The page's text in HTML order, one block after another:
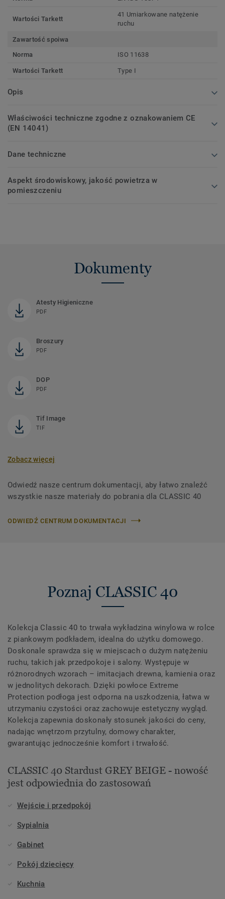
Wartości Tarkett
41 Umiarkowane natężenie
ruchu
Zawartość spoiwa
Norma
ISO 11638
Wartości Tarkett Type I
Opis
Właściwości techniczne zgodne z oznakowaniem CE
(EN 14041)
Dane techniczne
Aspekt środowiskowy, jakość powietrza w
pomieszczeniu
Dokumenty
Atesty Higieniczne
PDF
Broszury
PDF
DOP
PDF
Tif Image
TIF
Zobacz więcej
Odwiedź nasze centrum dokumentacji, aby łatwo znaleźć
wszystkie nasze materiały do ​​pobrania dla CLASSIC 40
ODWIEDŹ CENTRUM DOKUMENTACJI
Poznaj CLASSIC 40
Kolekcja Classic 40 to trwała wykładzina winylowa w rolce
z piankowym podkładem, idealna do użytku domowego.
Doskonale sprawdza się w miejscach o dużym natężeniu
ruchu, takich jak przedpokoje i salony. Występuje w
różnorodnych wzorach – imitacjach drewna, kamienia oraz
w jednolitych dekorach. Dzięki powłoce Extreme
Protection podłoga jest odporna na uszkodzenia, łatwa w
utrzymaniu czystości oraz zachowuje estetyczny wygląd.
Kolekcja zapewnia doskonały stosunek jakości do ceny,
nadając wnętrzom przytulny, domowy charakter,
gwarantując jednocześnie komfort i trwałość.
CLASSIC 40 Stardust GREY BEIGE - nowość
jest odpowiednia do zastosowań
Wejście i przedpokój
Sypialnia
Gabinet
Pokój dziecięcy
Kuchnia